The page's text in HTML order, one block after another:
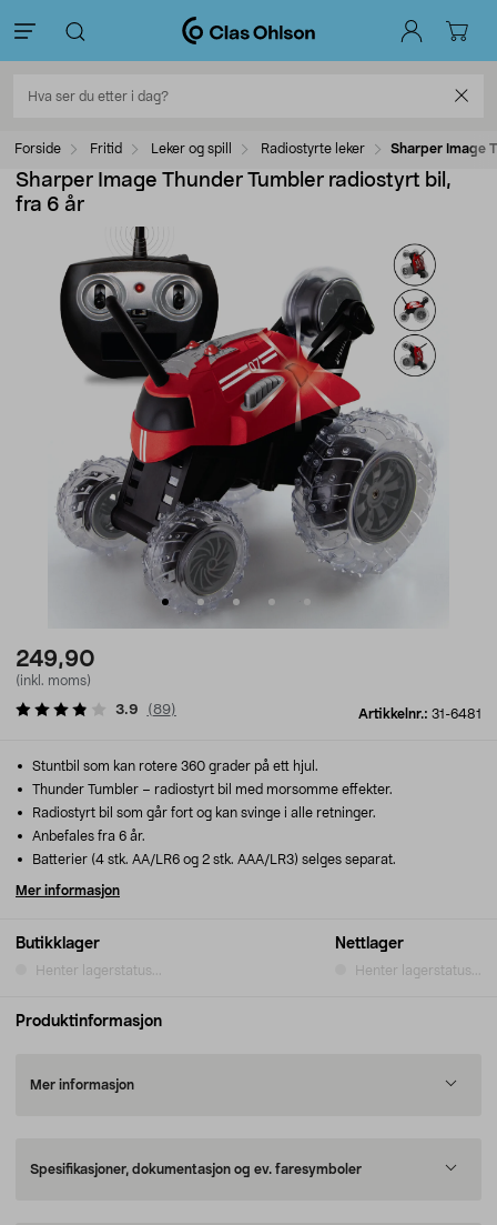
Forside Fritid Leker og spill Radiostyrte leker Sharper Image
Sharper Image Thunder Tumbler radiostyrt bil,
fra 6 år
249,90
(inkl. moms)
Artikkelnr.: 31-6481
3.9 (89)
Butikklager
Henter lagerstatus...
Nettlager
Henter lagerstatus...
Stuntbil som kan rotere 360 grader på ett hjul.
Thunder Tumbler – radiostyrt bil med morsomme effekter.
Radiostyrt bil som går fort og kan svinge i alle retninger.
Anbefales fra 6 år.
Batterier (4 stk. AA/LR6 og 2 stk. AAA/LR3) selges separat.
Mer informasjon
Produktinformasjon
Mer informasjon
Spesifikasjoner, dokumentasjon og ev. faresymboler